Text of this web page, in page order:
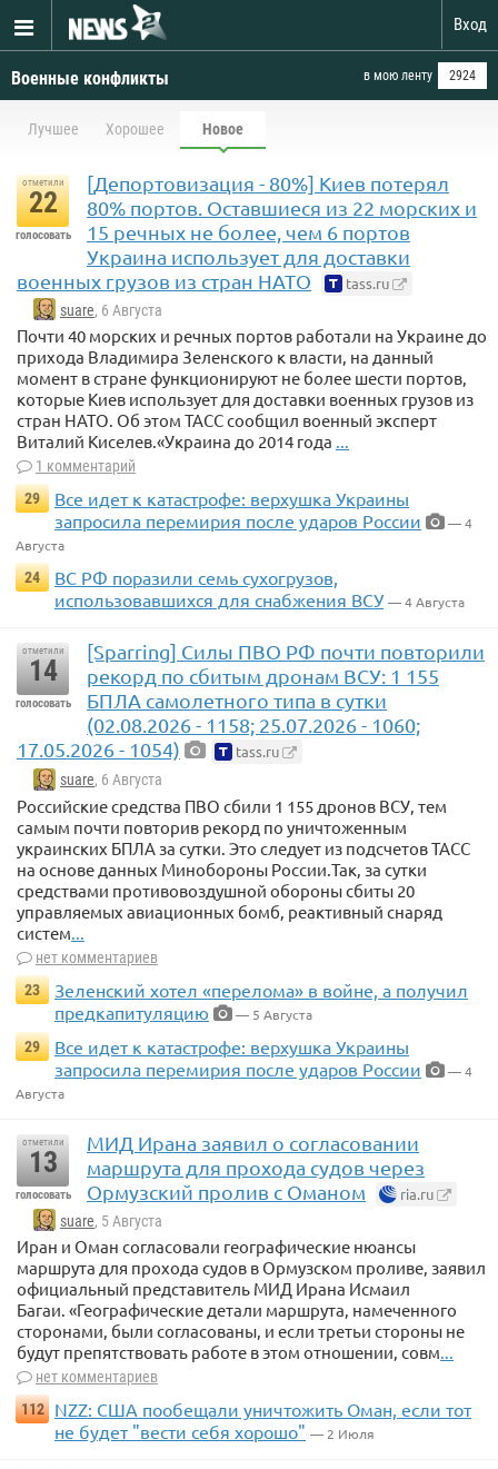
Вход
Военные конфликты в мою ленту 2924
Лучшее Хорошее Новое
отметили
22
голосовать
[Депортовизация - 80%] Киев потерял
80% портов. Оставшиеся из 22 морских и
15 речных не более, чем 6 портов
Украина использует для доставки
военных грузов из стран НАТО
tass.ru
suare, 6 Августа
Почти 40 морских и речных портов работали на Украине до
прихода Владимира Зеленского к власти, на данный
момент в стране функционируют не более шести портов,
которые Киев использует для доставки военных грузов из
стран НАТО. Об этом ТАСС сообщил военный эксперт
Виталий Киселев.«Украина до 2014 года ...
1 комментарий
29
Все идет к катастрофе: верхушка Украины
запросила перемирия после ударов России
— 4
Августа
24
ВС РФ поразили семь сухогрузов,
использовавшихся для снабжения ВСУ — 4 Августа
отметили
14
голосовать
[Sparring] Силы ПВО РФ почти повторили
рекорд по сбитым дронам ВСУ: 1 155
БПЛА самолетного типа в сутки
(02.08.2026 - 1158; 25.07.2026 - 1060;
17.05.2026 - 1054)
tass.ru
suare, 6 Августа
Российские средства ПВО сбили 1 155 дронов ВСУ, тем
самым почти повторив рекорд по уничтоженным
украинских БПЛА за сутки. Это следует из подсчетов ТАСС
на основе данных Минобороны России.Так, за сутки
средствами противовоздушной обороны сбиты 20
управляемых авиационных бомб, реактивный снаряд
систем
нет комментариев
23
Зеленский хотел «перелома» в войне, а получил
предкапитуляцию
— 5 Августа
29
Все идет к катастрофе: верхушка Украины
запросила перемирия после ударов России
— 4
Августа
отметили
13
голосовать
МИД Ирана заявил о согласовании
маршрута для прохода судов через
Ормузский пролив с Оманом
ria.ru
suare, 5 Августа
Иран и Оман согласовали географические нюансы
маршрута для прохода судов в Ормузском проливе, заявил
официальный представитель МИД Ирана Исмаил
Багаи. «Географические детали маршрута, намеченного
сторонами, были согласованы, и если третьи стороны не
будут препятствовать работе в этом отношении, совм...
нет комментариев
112
NZZ: США пообещали уничтожить Оман, если тот
не будет "вести себя хорошо" — 2 Июля